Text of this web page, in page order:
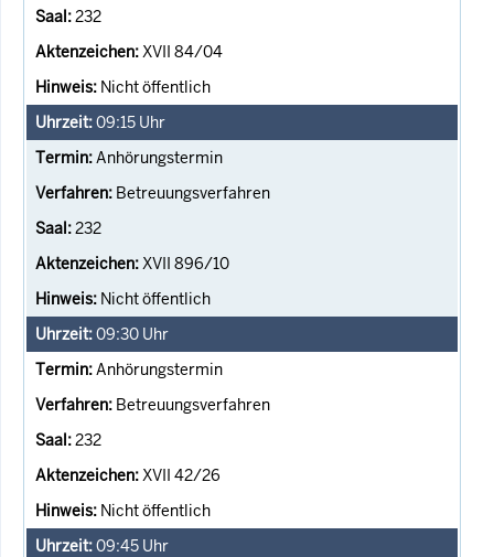
232
XVII 84/04
Nicht öffentlich
09:15 Uhr
Anhörungstermin
Betreuungsverfahren
232
XVII 896/10
Nicht öffentlich
09:30 Uhr
Anhörungstermin
Betreuungsverfahren
232
XVII 42/26
Nicht öffentlich
09:45 Uhr